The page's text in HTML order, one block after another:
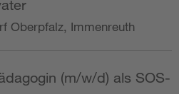
Oberpfalz, Immenreuth
(m/w/d) als SOS-